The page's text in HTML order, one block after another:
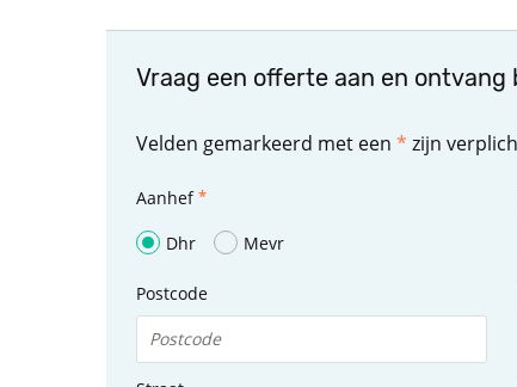
Vraag een offerte aan en
Velden gemarkeerd met een * zijn
Aanhef
Dhr
Mevr
Postcode